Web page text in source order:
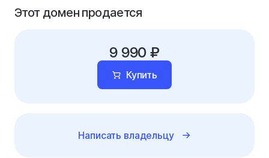
Этот домен продается
9 990 ₽
Купить
Написать владельцу